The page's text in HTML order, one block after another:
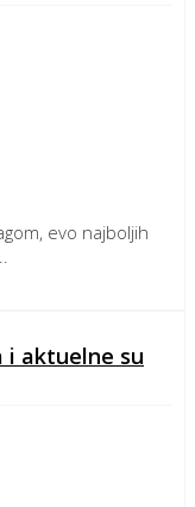
evo najboljih
i aktuelne su